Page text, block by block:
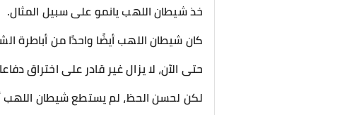
خذ شيطان اللهب يانمو على سبيل المثال.
كان شيطان اللهب أيضًا واحدًا من أباطرة
حتى الآن، لا يزال غير قادر على اختراق
لكن لحسن الحظ، لم يستطع شيطان اللهب